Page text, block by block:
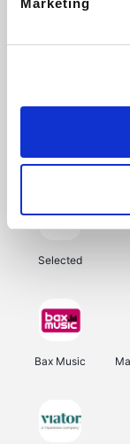
Samsung
Selected
Bax Music